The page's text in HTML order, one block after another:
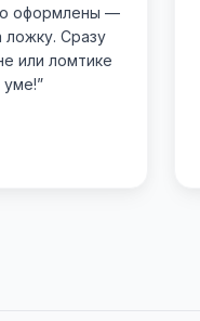
оформлены —
ложку. Сразу
или ломтике
уме!”